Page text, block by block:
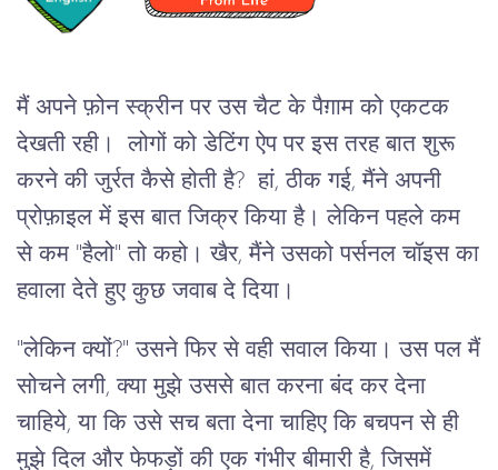
मैं अपने फ़ोन स्क्रीन पर उस चैट के पैग़ाम को एकटक
देखती रही। लोगों को डेटिंग ऐप पर इस तरह बात शुरू
करने की जुर्रत कैसे होती है? हां, ठीक गई, मैंने अपनी
प्रोफ़ाइल में इस बात जिक्र किया है। लेकिन पहले कम
से कम "हैलो" तो कहो। खैर, मैंने उसको पर्सनल चॉइस का
हवाला देते हुए कुछ जवाब दे दिया।
"लेकिन क्यों?" उसने फिर से वही सवाल किया। उस पल मैं
सोचने लगी, क्या मुझे उससे बात करना बंद कर देना
चाहिये, या कि उसे सच बता देना चाहिए कि बचपन से ही
मुझे दिल और फेफड़ों की एक गंभीर बीमारी है, जिसमें